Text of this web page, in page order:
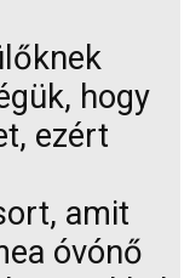
hogy
ezért
amit
óvónő